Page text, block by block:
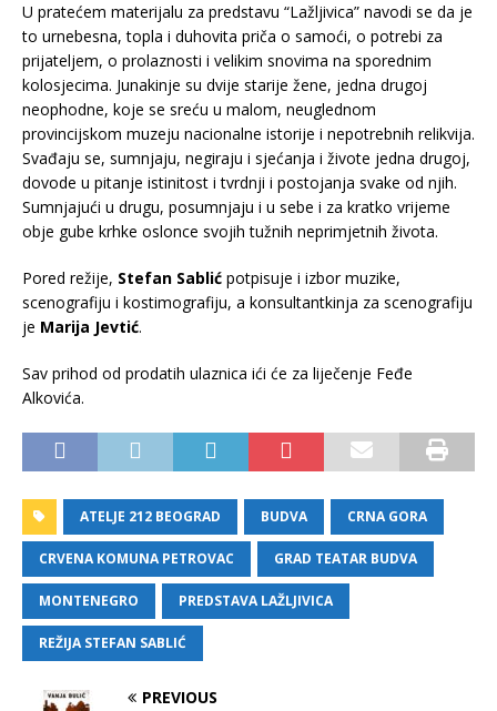
U pratećem materijalu za predstavu “Lažljivica” navodi se da je
to urnebesna, topla i duhovita priča o samoći, o potrebi za
prijateljem, o prolaznosti i velikim snovima na sporednim
kolosjecima. Junakinje su dvije starije žene, jedna drugoj
neophodne, koje se sreću u malom, neuglednom
provincijskom muzeju nacionalne istorije i nepotrebnih relikvija.
Svađaju se, sumnjaju, negiraju i sjećanja i živote jedna drugoj,
dovode u pitanje istinitost i tvrdnji i postojanja svake od njih.
Sumnjajući u drugu, posumnjaju i u sebe i za kratko vrijeme
obje gube krhke oslonce svojih tužnih neprimjetnih života.
Pored režije, Stefan Sablić potpisuje i izbor muzike,
scenografiju i kostimografiju, a konsultantkinja za scenografiju
je Marija Jevtić.
Sav prihod od prodatih ulaznica ići će za liječenje Feđe
Alkovića.
ATELJE 212 BEOGRAD BUDVA CRNA GORA
CRVENA KOMUNA PETROVAC GRAD TEATAR BUDVA
MONTENEGRO PREDSTAVA LAŽLJIVICA
REŽIJA STEFAN SABLIĆ
PREVIOUS